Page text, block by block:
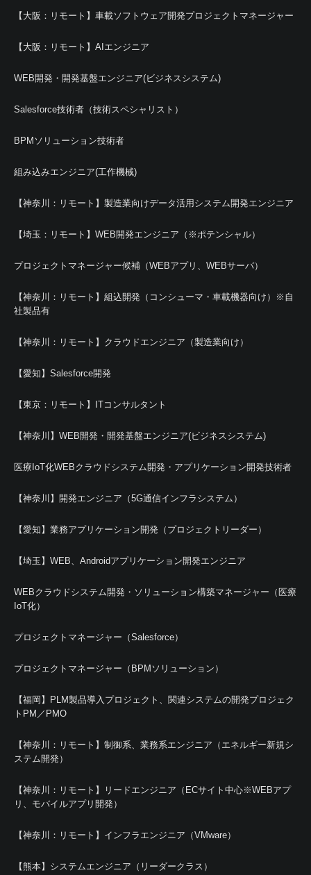
【大阪：リモート】車載ソフトウェア開発プロジェクトマネージャー
【大阪：リモート】AIエンジニア
WEB開発・開発基盤エンジニア(ビジネスシステム)
Salesforce技術者（技術スペシャリスト）
BPMソリューション技術者
組み込みエンジニア(工作機械)
【神奈川：リモート】製造業向けデータ活用システム開発エンジニア
【埼玉：リモート】WEB開発エンジニア（※ポテンシャル）
プロジェクトマネージャー候補（WEBアプリ、WEBサーバ）
【神奈川：リモート】組込開発（コンシューマ・車載機器向け）※自
社製品有
【神奈川：リモート】クラウドエンジニア（製造業向け）
【愛知】Salesforce開発
【東京：リモート】ITコンサルタント
【神奈川】WEB開発・開発基盤エンジニア(ビジネスシステム)
医療IoT化WEBクラウドシステム開発・アプリケーション開発技術者
【神奈川】開発エンジニア（5G通信インフラシステム）
【愛知】業務アプリケーション開発（プロジェクトリーダー）
【埼玉】WEB、Androidアプリケーション開発エンジニア
WEBクラウドシステム開発・ソリューション構築マネージャー（医療
IoT化）
プロジェクトマネージャー（Salesforce）
プロジェクトマネージャー（BPMソリューション）
【福岡】PLM製品導入プロジェクト、関連システムの開発プロジェク
トPM／PMO
【神奈川：リモート】制御系、業務系エンジニア（エネルギー新規シ
ステム開発）
【神奈川：リモート】リードエンジニア（ECサイト中心※WEBアプ
リ、モバイルアプリ開発）
【神奈川：リモート】インフラエンジニア（VMware）
【熊本】システムエンジニア（リーダークラス）